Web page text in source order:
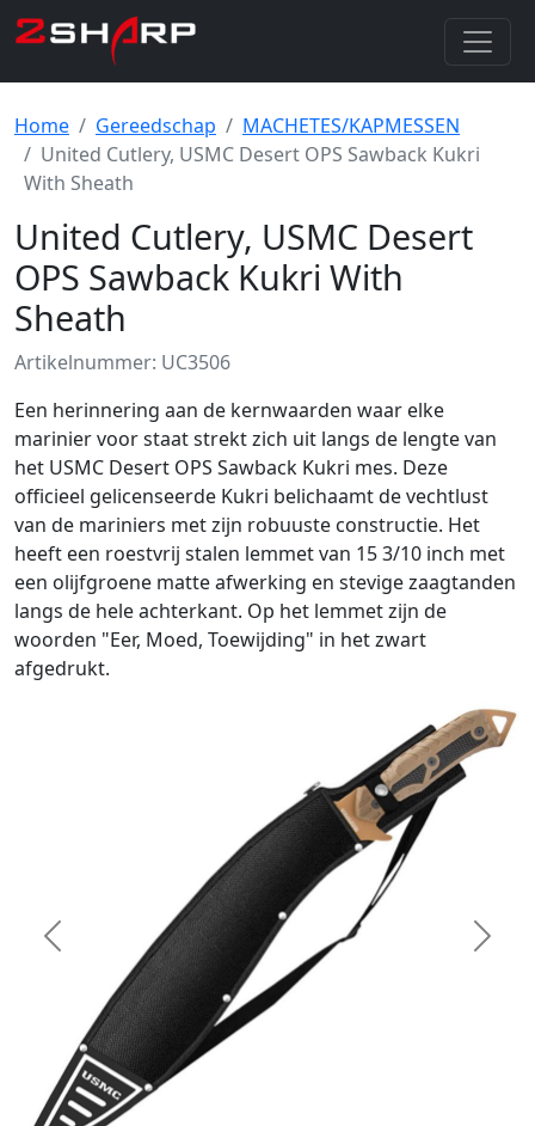
Home Gereedschap
MACHETES/KAPMESSEN
United Cutlery, USMC Desert OPS Sawback Kukri
With Sheath
United Cutlery, USMC Desert
OPS Sawback Kukri With
Sheath
Artikelnummer: UC3506
Een herinnering aan de kernwaarden waar elke
marinier voor staat strekt zich uit langs de lengte van
het USMC Desert OPS Sawback Kukri mes. Deze
officieel gelicenseerde Kukri belichaamt de vechtlust
van de mariniers met zijn robuuste constructie. Het
heeft een roestvrij stalen lemmet van 15 3/10 inch met
een olijfgroene matte afwerking en stevige zaagtanden
langs de hele achterkant. Op het lemmet zijn de
woorden "Eer, Moed, Toewijding" in het zwart
afgedrukt.
Previous Next